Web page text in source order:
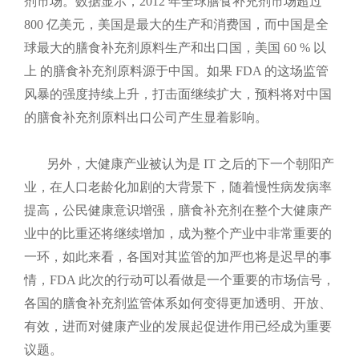
800 亿美元，美国是最大的生产和消费国，而中国是全
球最大的膳食补充剂原料生产和出口国，美国 60 % 以
上 的膳食补充剂原料源于中国。如果 FDA 的这场监管
风暴的强度持续上升，打击面继续扩大，预料将对中国
的膳食补充剂原料出口公司产生显着影响。
另外，大健康产业被认为是 IT 之后的下一个朝阳产
业，在人口老龄化加剧的大背景下，随着慢性病发病率
提高，公民健康意识增强，膳食补充剂在整个大健康产
业中的比重还将继续增加，成为整个产业中非常重要的
一环，如此来看，各国对其监管的加严也将是迟早的事
情，FDA 此次的行动可以看做是一个重要的市场信号，
各国的膳食补充剂监管体系如何变得更加透明、开放、
有效，进而对健康产业的发展起促进作用已经成为重要
议题。